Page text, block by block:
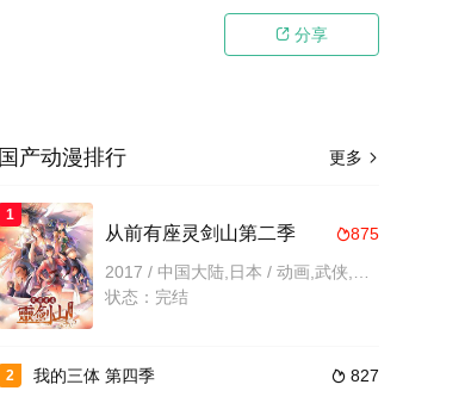
 分享
更多 
国产动漫排行
1
875
从前有座灵剑山第二季
状态：完结
2  827
我的三体 第四季